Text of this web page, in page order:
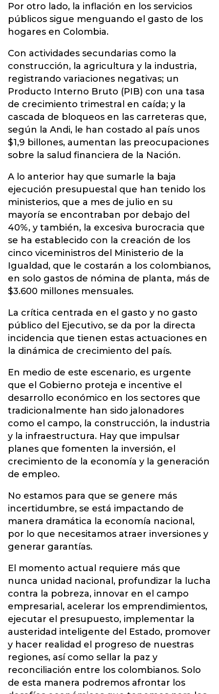
Por otro lado, la inflación en los servicios
públicos sigue menguando el gasto de los
hogares en Colombia.
Con actividades secundarias como la
construcción, la agricultura y la industria,
registrando variaciones negativas; un
Producto Interno Bruto (PIB) con una tasa
de crecimiento trimestral en caída; y la
cascada de bloqueos en las carreteras que,
según la Andi, le han costado al país unos
$1,9 billones, aumentan las preocupaciones
sobre la salud financiera de la Nación.
A lo anterior hay que sumarle la baja
ejecución presupuestal que han tenido los
ministerios, que a mes de julio en su
mayoría se encontraban por debajo del
40%, y también, la excesiva burocracia que
se ha establecido con la creación de los
cinco viceministros del Ministerio de la
Igualdad, que le costarán a los colombianos,
en solo gastos de nómina de planta, más de
$3.600 millones mensuales.
La crítica centrada en el gasto y no gasto
público del Ejecutivo, se da por la directa
incidencia que tienen estas actuaciones en
la dinámica de crecimiento del país.
En medio de este escenario, es urgente
que el Gobierno proteja e incentive el
desarrollo económico en los sectores que
tradicionalmente han sido jalonadores
como el campo, la construcción, la industria
y la infraestructura. Hay que impulsar
planes que fomenten la inversión, el
crecimiento de la economía y la generación
de empleo.
No estamos para que se genere más
incertidumbre, se está impactando de
manera dramática la economía nacional,
por lo que necesitamos atraer inversiones y
generar garantías.
El momento actual requiere más que
nunca unidad nacional, profundizar la lucha
contra la pobreza, innovar en el campo
empresarial, acelerar los emprendimientos,
ejecutar el presupuesto, implementar la
austeridad inteligente del Estado, promover
y hacer realidad el progreso de nuestras
regiones, así como sellar la paz y
reconciliación entre los colombianos. Solo
de esta manera podremos afrontar los